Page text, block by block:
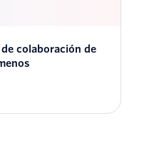
colaboración de